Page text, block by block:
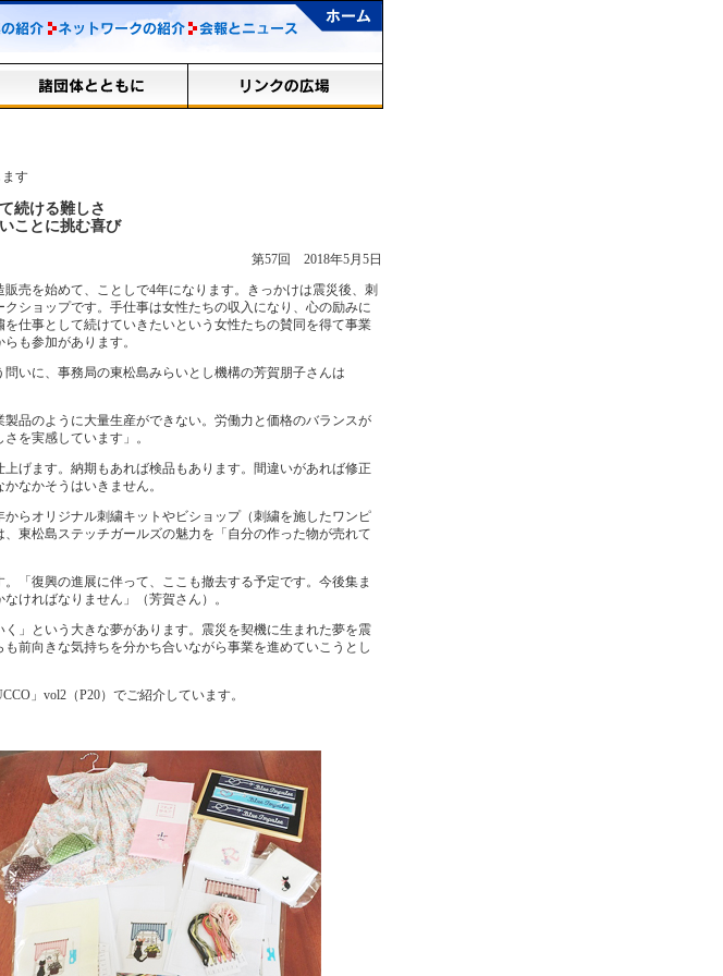
す
続ける難しさ
ことに挑む喜び
第57回 2018年5月5日
売を始めて、ことしで4年になります。きっかけは震災後、刺
ショップです。手仕事は女性たちの収入になり、心の励みに
仕事として続けていきたいという女性たちの賛同を得て事業
も参加があります。
いに、事務局の東松島みらいとし機構の芳賀朋子さんは
品のように大量生産ができない。労働力と価格のバランスが
を実感しています」。
げます。納期もあれば検品もあります。間違いがあれば修正
なかそうはいきません。
らオリジナル刺繍キットやビショップ（刺繍を施したワンピ
東松島ステッチガールズの魅力を「自分の作った物が売れて
「復興の進展に伴って、ここも撤去する予定です。今後集ま
ければなりません」（芳賀さん）。
」という大きな夢があります。震災を契機に生まれた夢を震
前向きな気持ちを分かち合いながら事業を進めていこうとし
」vol2（P20）でご紹介しています。